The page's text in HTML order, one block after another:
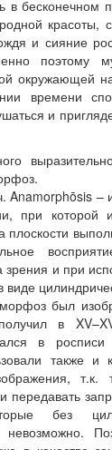
бесконечном
красоты,
и сияние
поэтому
окружающей
времени
и
Anamorphōsis
при которой
плоскости
зрения и при
виде
был
в
в
также и
передавать
без
невозможно.